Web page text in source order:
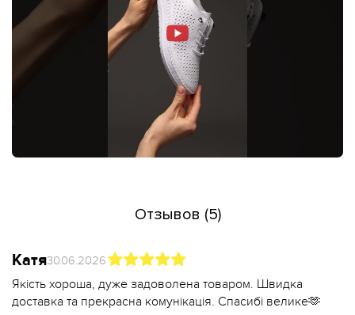
Отзывов (5)
Катя30.06.2026
Якість хороша, дуже задоволена товаром. Швидка
доставка та прекрасна комунікація. Спасибі велике🫶